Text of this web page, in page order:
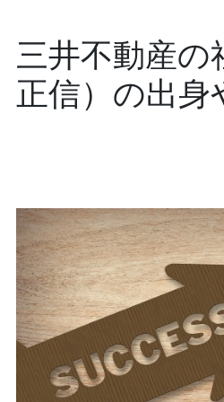
三井不動産の
正信）の出身